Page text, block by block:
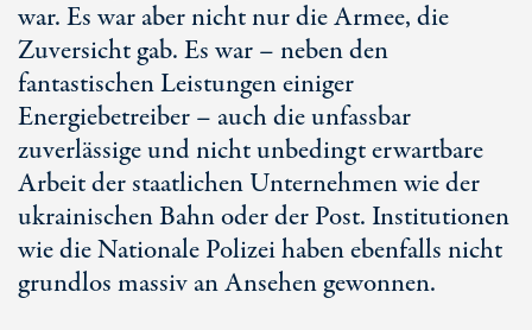
war. Es war aber nicht nur die Armee, die
Zuversicht gab. Es war – neben den
fantastischen Leistungen einiger
Energiebetreiber – auch die unfassbar
zuverlässige und nicht unbedingt erwartbare
Arbeit der staatlichen Unternehmen wie der
ukrainischen Bahn oder der Post. Institutionen
wie die Nationale Polizei haben ebenfalls nicht
grundlos massiv an Ansehen gewonnen.